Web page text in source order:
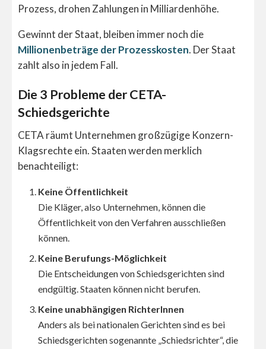
Prozess, drohen Zahlungen in Milliardenhöhe.
Gewinnt der Staat, bleiben immer noch die
Millionenbeträge der Prozesskosten. Der Staat
zahlt also in jedem Fall.
Die 3 Probleme der CETA-
Schiedsgerichte
CETA räumt Unternehmen großzügige Konzern-
Klagsrechte ein. Staaten werden merklich
benachteiligt:
Keine Öffentlichkeit
Die Kläger, also Unternehmen, können die
Öffentlichkeit von den Verfahren ausschließen
können.
Keine Berufungs-Möglichkeit
Die Entscheidungen von Schiedsgerichten sind
endgültig. Staaten können nicht berufen.
Keine unabhängigen RichterInnen
Anders als bei nationalen Gerichten sind es bei
Schiedsgerichten sogenannte „Schiedsrichter“, die